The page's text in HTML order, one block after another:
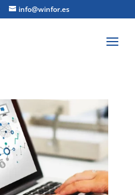
info@winfor.es